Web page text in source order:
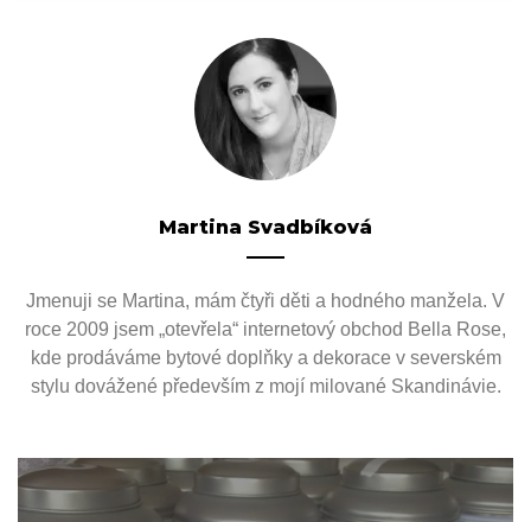
Martina Svadbíková
Jmenuji se Martina, mám čtyři děti a hodného manžela. V
roce 2009 jsem „otevřela“ internetový obchod Bella Rose,
kde prodáváme bytové doplňky a dekorace v severském
stylu dovážené především z mojí milované Skandinávie.